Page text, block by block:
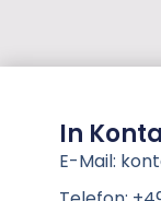
In
E-Mail: